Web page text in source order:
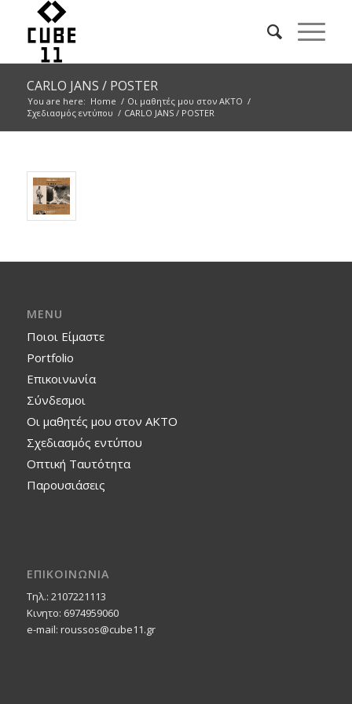
CARLO JANS / POSTER
You are here: Home / Οι μαθητές μου στον ΑΚΤΟ /
Σχεδιασμός εντύπου / CARLO JANS / POSTER
MENU
Ποιοι Είμαστε
Portfolio
Επικοινωνία
Σύνδεσμοι
Οι μαθητές μου στον ΑΚΤΟ
Σχεδιασμός εντύπου
Οπτική Ταυτότητα
Παρουσιάσεις
ΕΠΙΚΟΙΝΩΝΙΑ
Τηλ.: 2107221113
Κινητο: 6974959060
e-mail: roussos@cube11.gr